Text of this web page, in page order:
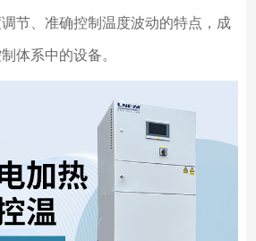
节、准确控制温度波动的特点，成
体系中的设备。